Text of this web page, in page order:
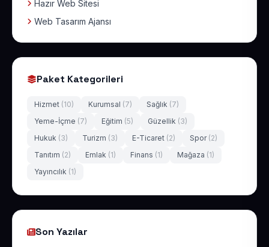
Hazır Web Sitesi
Web Tasarım Ajansı
Paket Kategorileri
Hizmet (10) Kurumsal (7) Sağlık (7)
Yeme-İçme (7) Eğitim (5) Güzellik (3)
Hukuk (3) Turizm (3) E-Ticaret (2) Spor (2)
Tanıtım (2) Emlak (1) Finans (1) Mağaza (1)
Yayıncılık (1)
Son Yazılar